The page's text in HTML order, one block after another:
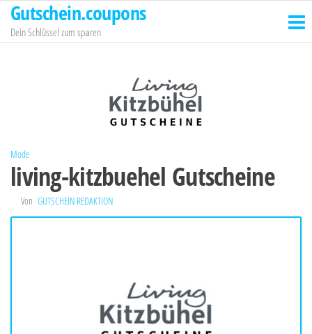
Zum
Inhalt
springen
Gutschein.coupons
Dein Schlüssel zum sparen
Mode
living-kitzbuehel Gutscheine
Von GUTSCHEIN REDAKTION